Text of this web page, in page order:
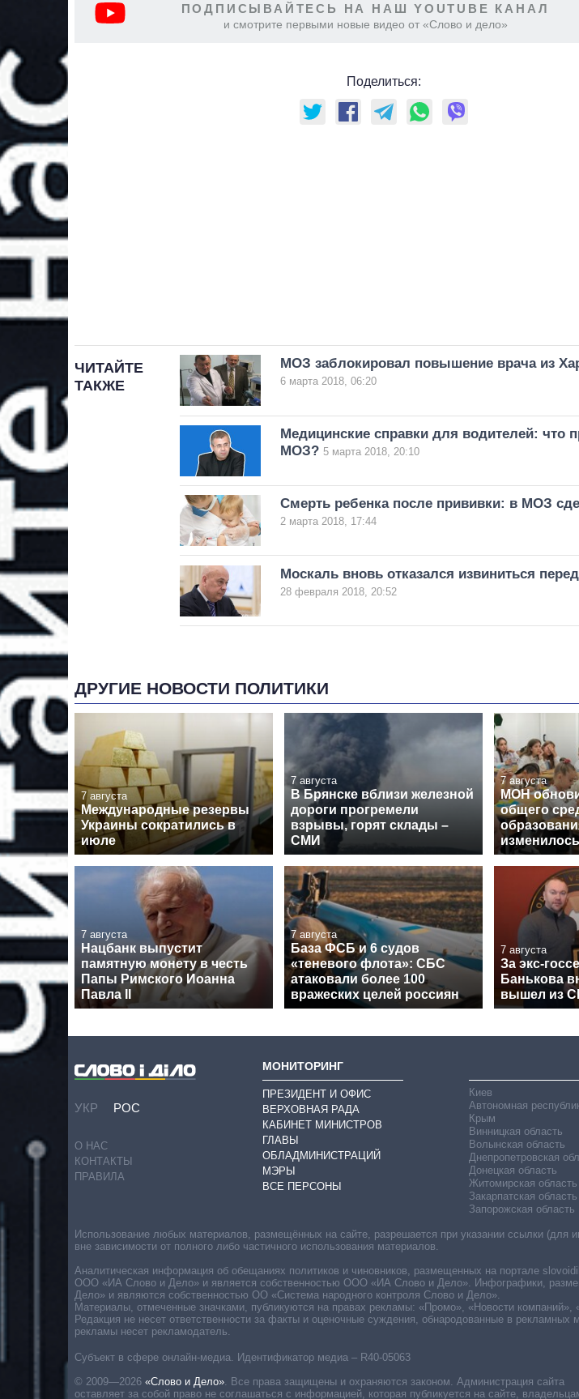
ПОДПИСЫВАЙТЕСЬ НА НАШ YOUTUBE КАНАЛ
и смотрите первыми новые видео от «Слово и дело»
Поделиться:
ЧИТАЙТЕ
ТАКЖЕ
МОЗ заблокировал повышение врача из
6 марта 2018, 06:20
Медицинские справки для водителей: что
МОЗ? 5 марта 2018, 20:10
Смерть ребенка после прививки: в МОЗ
2 марта 2018, 17:44
Москаль вновь отказался извиниться
28 февраля 2018, 20:52
ДРУГИЕ НОВОСТИ ПОЛИТИКИ
7 августа
Международные резервы
Украины сократились в
июле
7 августа
В Брянске вблизи железной
дороги прогремели
взрывы, горят склады –
СМИ
7 августа
МОН
общего
изменилось
7 августа
Нацбанк выпустит
памятную монету в честь
Папы Римского Иоанна
Павла II
7 августа
База ФСБ и 6 судов
«теневого флота»: СБС
атаковали более 100
вражеских целей россиян
7 августа
За экс-
Банькова
вышел из
УКР РОС
О НАС
КОНТАКТЫ
ПРАВИЛА
МОНИТОРИНГ
ПРЕЗИДЕНТ И ОФИС
ВЕРХОВНАЯ РАДА
КАБИНЕТ МИНИСТРОВ
ГЛАВЫ
ОБЛАДМИНИСТРАЦИЙ
МЭРЫ
ВСЕ ПЕРСОНЫ
Киев
Автономная
Крым
Винницкая область
Волынская область
Днепропетровская
Донецкая область
Житомирская область
Закарпатская область
Запорожская область
Субъект в сфере онлайн-медиа. Идентификатор медиа – R40-05063
© 2009—2026 «Слово и Дело». Все права защищены и охраняются законом. Администрация сайта
оставляет за собой право не соглашаться с информацией, которая публикуется на сайте,
Использование любых материалов, размещённых на сайте, разрешается при указании ссылки (для
вне зависимости от полного либо частичного использования материалов.
Аналитическая информация об обещаниях политиков и чиновников, размещенных на портале
ООО «ИА Слово и Дело» и является собственностью ООО «ИА Слово и Дело». Инфографики,
Дело» и являются собственностью ОО «Система народного контроля Слово и Дело».
Материалы, отмеченные значками, публикуются на правах рекламы: «Промо», «Новости
Редакция не несет ответственности за факты и оценочные суждения, обнародованные в рекламных
рекламы несет рекламодатель.